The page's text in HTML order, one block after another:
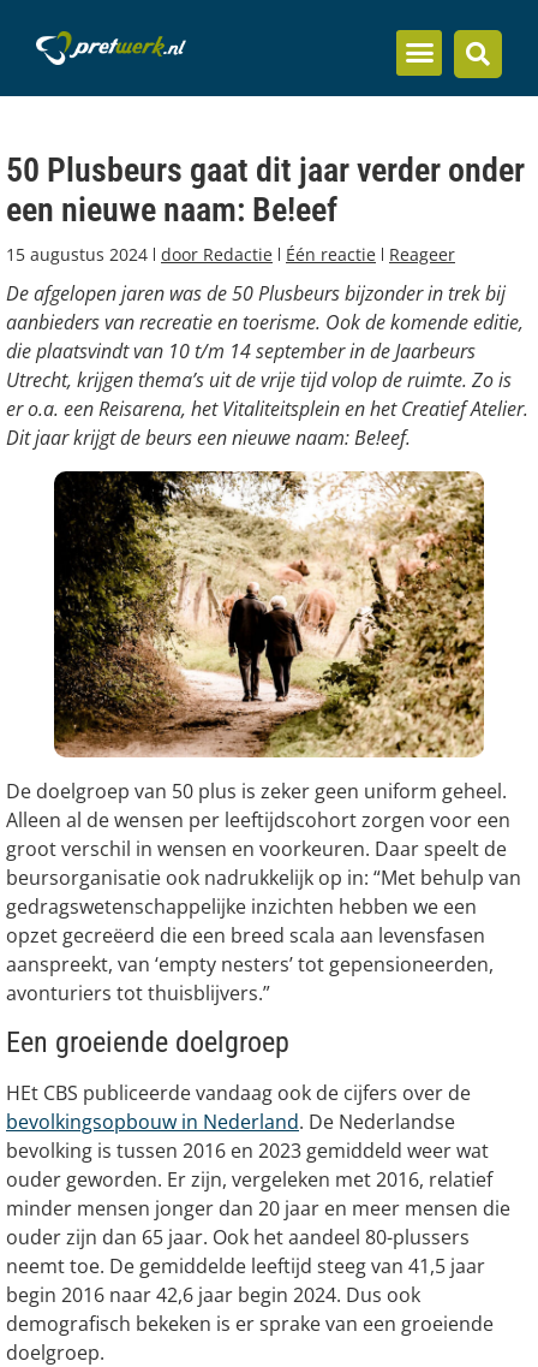
50 Plusbeurs gaat dit jaar verder onder
een nieuwe naam: Be!eef
15 augustus 2024 door Redactie Één reactie Reageer
De afgelopen jaren was de 50 Plusbeurs bijzonder in trek bij
aanbieders van recreatie en toerisme. Ook de komende editie,
die plaatsvindt van 10 t/m 14 september in de Jaarbeurs
Utrecht, krijgen thema’s uit de vrije tijd volop de ruimte. Zo is
er o.a. een Reisarena, het Vitaliteitsplein en het Creatief Atelier.
Dit jaar krijgt de beurs een nieuwe naam: Be!eef.
De doelgroep van 50 plus is zeker geen uniform geheel.
Alleen al de wensen per leeftijdscohort zorgen voor een
groot verschil in wensen en voorkeuren. Daar speelt de
beursorganisatie ook nadrukkelijk op in: “Met behulp van
gedragswetenschappelijke inzichten hebben we een
opzet gecreëerd die een breed scala aan levensfasen
aanspreekt, van ‘empty nesters’ tot gepensioneerden,
avonturiers tot thuisblijvers.”
Een groeiende doelgroep
HEt CBS publiceerde vandaag ook de cijfers over de
bevolkingsopbouw in Nederland. De Nederlandse
bevolking is tussen 2016 en 2023 gemiddeld weer wat
ouder geworden. Er zijn, vergeleken met 2016, relatief
minder mensen jonger dan 20 jaar en meer mensen die
ouder zijn dan 65 jaar. Ook het aandeel 80-plussers
neemt toe. De gemiddelde leeftijd steeg van 41,5 jaar
begin 2016 naar 42,6 jaar begin 2024. Dus ook
demografisch bekeken is er sprake van een groeiende
doelgroep.